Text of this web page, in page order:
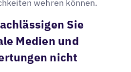
wehren können.
Sie
Medien und
nicht